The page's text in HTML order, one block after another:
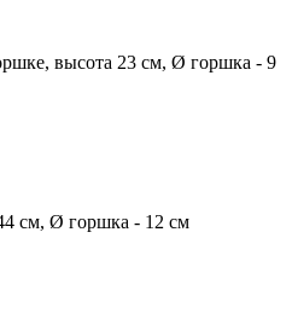
высота 23 см, Ø горшка - 9
см, Ø горшка - 12 см